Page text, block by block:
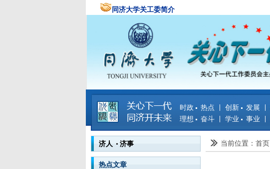
同济大学关工委简介
时政 热点 创新 发展
理想 奋斗
学业 事业
济人 济事
热点文章
当前位置：首页